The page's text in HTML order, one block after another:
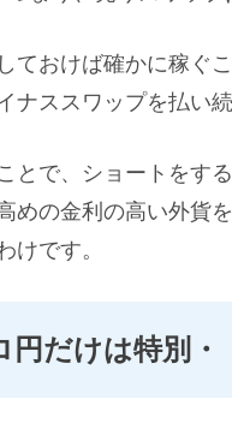
ておけば確かに稼ぐ
ナススワップを払い
とで、ショートをす
めの金利の高い外貨
けです。
円だけは特別